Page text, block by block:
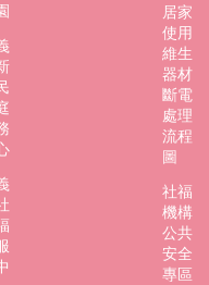
居家
使用
維生
器材
斷電
處理
流程
圖
社福
機構
公共
安全
專區